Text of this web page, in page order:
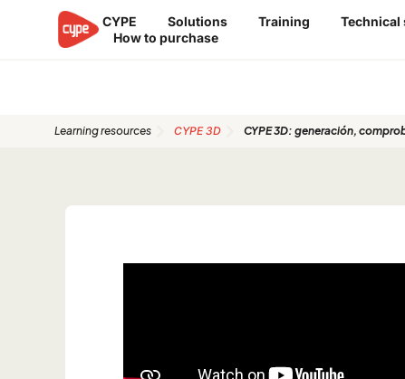
CYPE Solutions Training
How to purchase
Learning resources CYPE 3D CYPE 3D: generación,